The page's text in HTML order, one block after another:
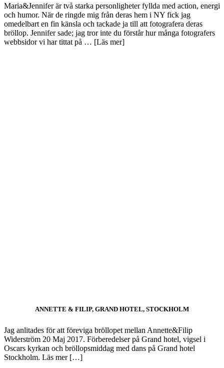
Maria&Jennifer är två starka personligheter fyllda med action, energi
och humor. När de ringde mig från deras hem i NY fick jag
omedelbart en fin känsla och tackade ja till att fotografera deras
bröllop. Jennifer sade; jag tror inte du förstår hur många fotografers
webbsidor vi har tittat på … [Läs mer]
ANNETTE & FILIP, GRAND HOTEL, STOCKHOLM
Jag anlitades för att föreviga bröllopet mellan Annette&Filip
Widerström 20 Maj 2017. Förberedelser på Grand hotel, vigsel i
Oscars kyrkan och bröllopsmiddag med dans på Grand hotel
Stockholm. Läs mer […]